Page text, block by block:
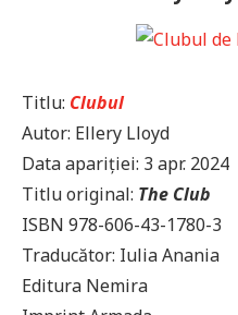
Titlu: Clubul
Autor: Ellery Lloyd
Data apariției: 3 apr. 2024
Titlu original: The Club
ISBN 978-606-43-1780-3
Traducător: Iulia Anania
Editura Nemira